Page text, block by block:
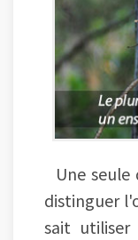
Une
distinguer
sait utiliser